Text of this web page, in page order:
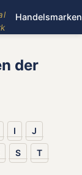
Handelsmarken
der
I J
S T